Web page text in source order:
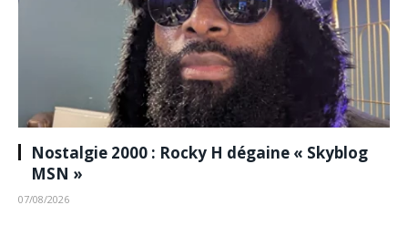
Nostalgie 2000 : Rocky H dégaine « Skyblog
MSN »
07/08/2026